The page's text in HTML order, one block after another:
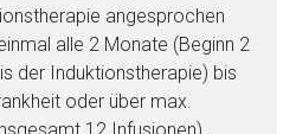
angesprochen
alle 2 Monate (Beginn 2
der Induktionstherapie) bis
oder über max.